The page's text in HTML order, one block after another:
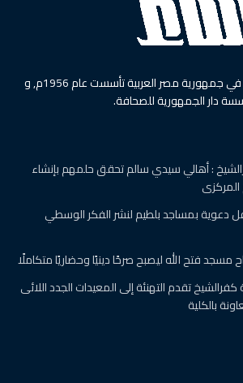
هي أول جريدة مسائية في جمهورية مصر العربية تأسست عام 1956م, و
دار الجمهورية للصحافة.
: أهالي سيدي سالم تحقق حلمهم بإنشاء
دعوية بمساجد بلطيم لنشر الفكر الوسطي
مسجد فتح الله ليصبح صرحًا دينيًا وحضاريًا متكاملًا
تقدم التهنئة إلى المعيدات الجدد اللائى
بالكلية